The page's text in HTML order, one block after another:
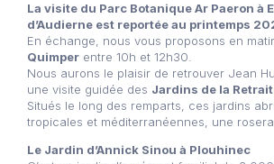
La visite du Parc Botanique Ar Paeron à
d’Audierne est reportée au printemps
En échange, nous vous proposons en
Quimper entre 10h et 12h30.
Nous aurons le plaisir de retrouver Jean
une visite guidée des Jardins de la
Situés le long des remparts, ces jardins
tropicales et méditerranéennes, une
Le Jardin d’Annick Sinou à Plouhinec